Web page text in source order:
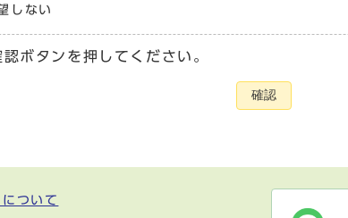
しない
ボタンを押してください。
確認
ついて